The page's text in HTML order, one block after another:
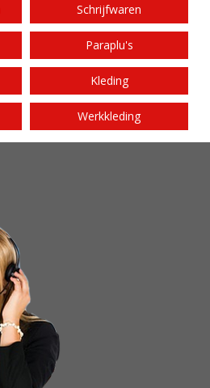
Schrijfwaren
Paraplu's
Kleding
Werkkleding